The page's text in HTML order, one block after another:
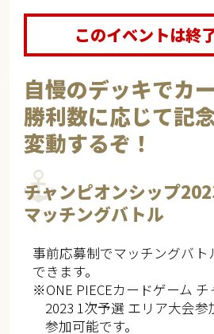
このイベントは終
自慢のデッキでカ
勝利数に応じて記
変動するぞ！
チャンピオンシップ
マッチングバトル
事前応募制でマッチングバ
できます。
※ONE PIECEカードゲーム
2023 1次予選 エリア大会
参加可能です。